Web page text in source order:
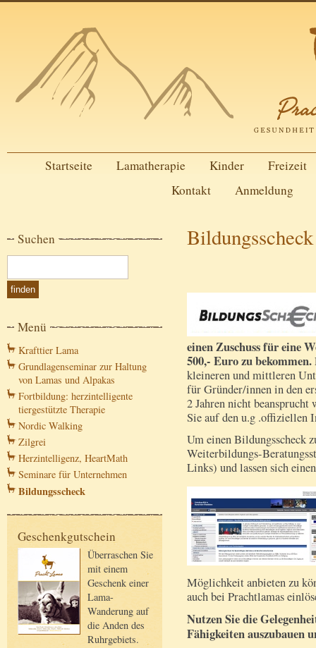
Startseite Lamatherapie Kinder
Freizeit
Kontakt
Anmeldung
Suchen
Menü
Krafttier Lama
Grundlagenseminar zur Haltung
von Lamas und Alpakas
Fortbildung: herzintelligente
tiergestützte Therapie
Nordic Walking
Zilgrei
Herzintelligenz, HeartMath
Seminare für Unternehmen
Bildungsscheck
Geschenkgutschein
Überraschen Sie
mit einem
Geschenk einer
Lama-
Wanderung auf
die Anden des
Ruhrgebiets.
Bildungsscheck
einen Zuschuss für eine
500,- Euro zu bekommen.
kleineren und mittleren
für Gründer/innen in den
2 Jahren nicht beansprucht
Sie auf den u.g .offiziellen
Um einen Bildungsscheck
Weiterbildungs-
Links) und lassen sich
Möglichkeit anbieten zu
auch bei Prachtlamas
Nutzen Sie die
Fähigkeiten auszubauen